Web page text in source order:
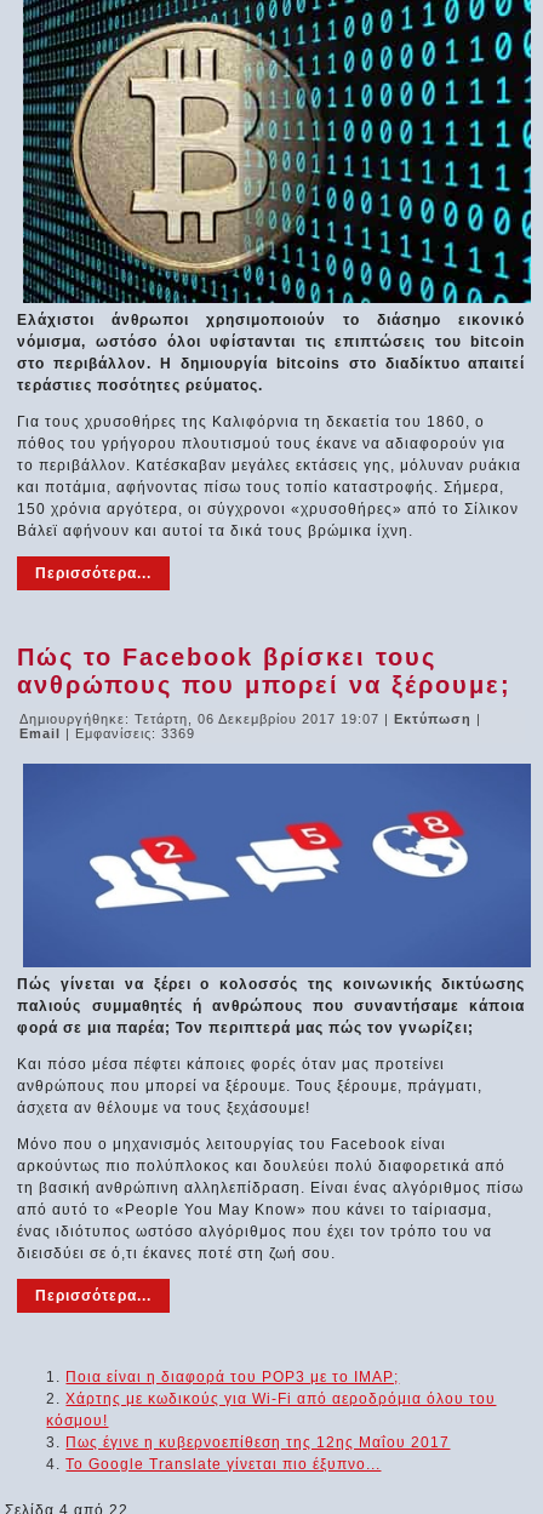
Ελάχιστοι άνθρωποι χρησιμοποιούν το διάσημο εικονικό
νόμισμα, ωστόσο όλοι υφίστανται τις επιπτώσεις του bitcoin
στο περιβάλλον. Η δημιουργία bitcoins στο διαδίκτυο απαιτεί
τεράστιες ποσότητες ρεύματος.
Για τους χρυσοθήρες της Καλιφόρνια τη δεκαετία του 1860, ο
πόθος του γρήγορου πλουτισμού τους έκανε να αδιαφορούν για
το περιβάλλον. Κατέσκαβαν μεγάλες εκτάσεις γης, μόλυναν ρυάκια
και ποτάμια, αφήνοντας πίσω τους τοπίο καταστροφής. Σήμερα,
150 χρόνια αργότερα, οι σύγχρονοι «χρυσοθήρες» από το Σίλικον
Βάλεϊ αφήνουν και αυτοί τα δικά τους βρώμικα ίχνη.
Περισσότερα...
Πώς το Facebook βρίσκει τους
ανθρώπους που μπορεί να ξέρουμε;
Δημιουργήθηκε: Τετάρτη, 06 Δεκεμβρίου 2017 19:07 |Εκτύπωση |
Email | Εμφανίσεις: 3369
Πώς γίνεται να ξέρει ο κολοσσός της κοινωνικής δικτύωσης
παλιούς συμμαθητές ή ανθρώπους που συναντήσαμε κάποια
φορά σε μια παρέα; Τον περιπτερά μας πώς τον γνωρίζει;
Και πόσο μέσα πέφτει κάποιες φορές όταν μας προτείνει
ανθρώπους που μπορεί να ξέρουμε. Τους ξέρουμε, πράγματι,
άσχετα αν θέλουμε να τους ξεχάσουμε!
Μόνο που ο μηχανισμός λειτουργίας του Facebook είναι
αρκούντως πιο πολύπλοκος και δουλεύει πολύ διαφορετικά από
τη βασική ανθρώπινη αλληλεπίδραση. Είναι ένας αλγόριθμος πίσω
από αυτό το «People You May Know» που κάνει το ταίριασμα,
ένας ιδιότυπος ωστόσο αλγόριθμος που έχει τον τρόπο του να
διεισδύει σε ό,τι έκανες ποτέ στη ζωή σου.
Περισσότερα...
Ποια είναι η διαφορά του POP3 με το IMAP;
Χάρτης με κωδικούς για Wi-Fi από αεροδρόμια όλου του
κόσμου!
Πως έγινε η κυβερνοεπίθεση της 12ης Μαΐου 2017
Το Google Translate γίνεται πιο έξυπνο...
Σελίδα 4 από 22